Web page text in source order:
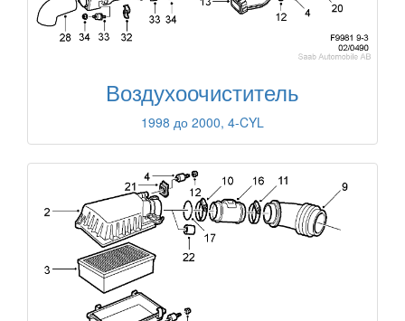
Воздухоочиститель
1998 до 2000, 4-CYL